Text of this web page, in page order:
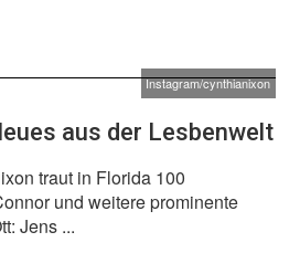
Instagram/cynthianixon
aus der Lesbenwelt
traut in Florida 100
und weitere prominente
Jens ...